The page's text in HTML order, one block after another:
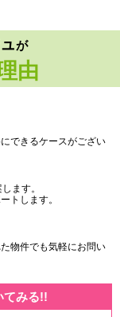
が
由
できるケースがござい
ます。
トします。
物件でも気軽にお問い
てみる!!